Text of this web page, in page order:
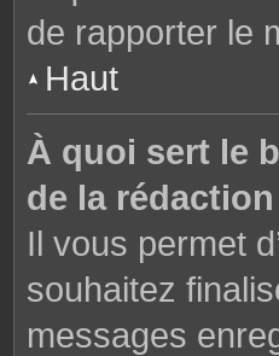
de rapporter le
Haut
À quoi sert le
de la
Il vous permet
souhaitez
messages